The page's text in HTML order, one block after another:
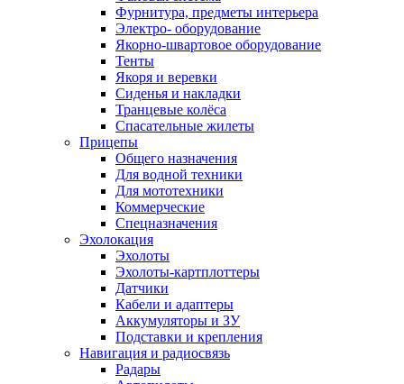
Фурнитура, предметы интерьера
Электро- оборудование
Якорно-швартовое оборудование
Тенты
Якоря и веревки
Сиденья и накладки
Транцевые колёса
Спасательные жилеты
Прицепы
Общего назначения
Для водной техники
Для мототехники
Коммерческие
Спецназначения
Эхолокация
Эхолоты
Эхолоты-картплоттеры
Датчики
Кабели и адаптеры
Аккумуляторы и ЗУ
Подставки и крепления
Навигация и радиосвязь
Радары